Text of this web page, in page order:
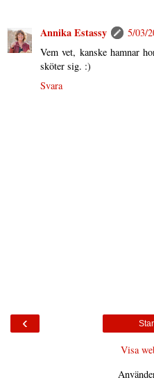
Annika Estassy
5/03/
Vem vet, kanske hamnar
sköter sig. :)
Svara
‹
Visa